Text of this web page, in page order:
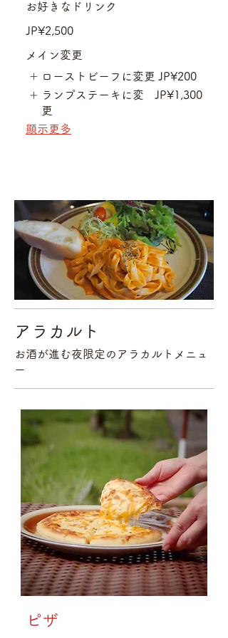
お好きなドリンク
JP¥2,500
メイン変更
ローストビーフに変更 JP¥200
ランプステーキに変
更
JP¥1,300
顯示更多
アラカルト
お酒が進む夜限定のアラカルトメニュ
ー
ピザ